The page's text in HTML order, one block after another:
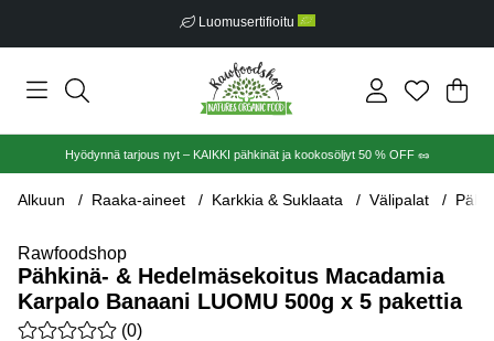
Luomusertifioitu
.
Hyödynnä tarjous nyt – KAIKKI pähkinät ja kookosöljyt 50 % OFF 🥜
Alkuun Raaka-aineet Karkkia & Suklaata Välipalat
Rawfoodshop
Pähkinä- & Hedelmäsekoitus Macadamia
Karpalo Banaani LUOMU 500g x 5 pakettia
Keskiarvoluokitus 0 / 5 Arvioiden määrä 0
(0)